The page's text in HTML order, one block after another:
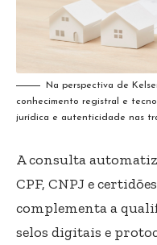
Na perspectiva de
conhecimento registral e
jurídica e autenticidade nas
A consulta
CPF, CNPJ e
complementa a
selos digitais e